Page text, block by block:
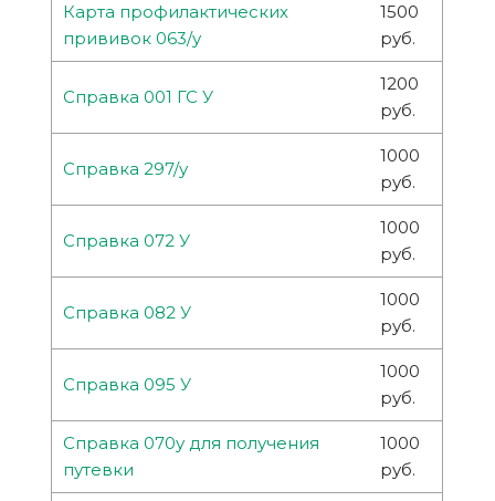
Карта профилактических
прививок 063/у
1500
руб.
Справка 001 ГС У
1200
руб.
Справка 297/у
1000
руб.
Справка 072 У
1000
руб.
Справка 082 У
1000
руб.
Справка 095 У
1000
руб.
Справка 070у для получения
путевки
1000
руб.